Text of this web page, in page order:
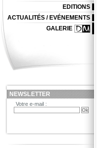
EDITIONS
ACTUALITÉS / EVÉNEMENTS
GALERIE
NEWSLETTER
Votre e-mail :